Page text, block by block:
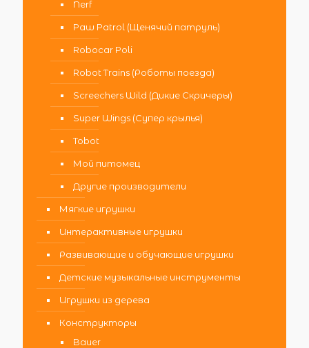
Nerf
Paw Patrol (Щенячий патруль)
Robocar Poli
Robot Trains (Роботы поезда)
Screechers Wild (Дикие Скричеры)
Super Wings (Супер крылья)
Tobot
Мой питомец
Другие производители
Мягкие игрушки
Интерактивные игрушки
Развивающие и обучающие игрушки
Детские музыкальные инструменты
Игрушки из дерева
Конструкторы
Bauer